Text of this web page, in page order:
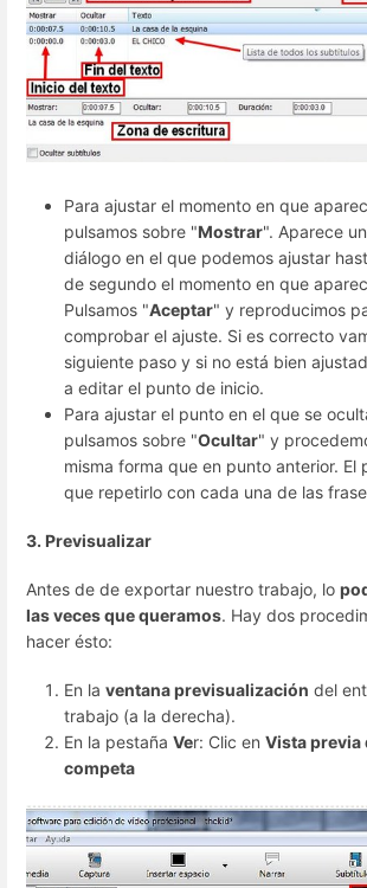
Para ajustar el momento en que
pulsamos sobre "Mostrar". Aparece
diálogo en el que podemos ajustar
de segundo el momento en que
Pulsamos "Aceptar" y reproducimos
comprobar el ajuste. Si es correcto
siguiente paso y si no está bien
a editar el punto de inicio.
Para ajustar el punto en el que se
pulsamos sobre "Ocultar" y
misma forma que en punto anterior. El
que repetirlo con cada una de las
3. Previsualizar
Antes de de exportar nuestro trabajo, lo
las veces que queramos. Hay dos
hacer ésto:
En la ventana previsualización del
trabajo (a la derecha).
En la pestaña Ver: Clic en Vista previa
competa